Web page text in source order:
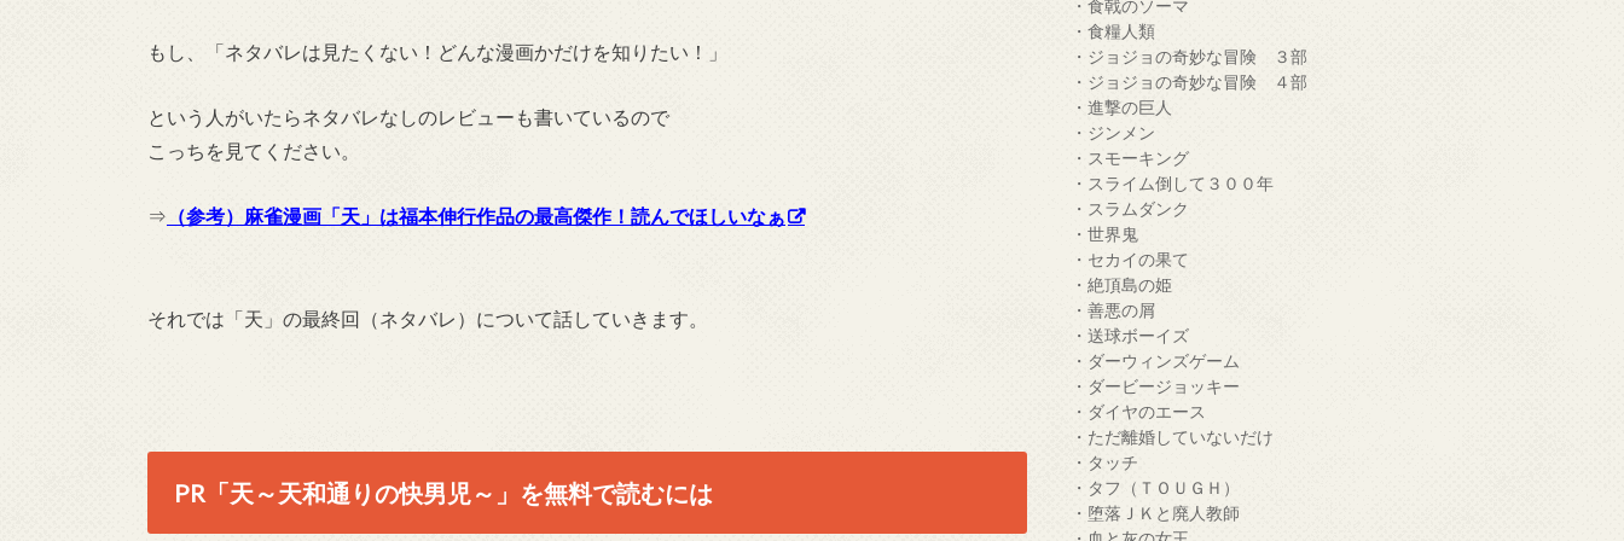
もし、「ネタバレは見たくない！どんな漫画かだけを知りたい！」
という人がいたらネタバレなしのレビューも書いているので
こっちを見てください。
⇒ （参考）麻雀漫画「天」は福本伸行作品の最高傑作！読んでほしいなぁ
それでは「天」の最終回（ネタバレ）について話していきます。
PR「天～天和通りの快男児～」を無料で読むには
・食戟のソーマ
・食糧人類
・ジョジョの奇妙な冒険 ３部
・ジョジョの奇妙な冒険 ４部
・進撃の巨人
・ジンメン
・スモーキング
・スライム倒して３００年
・スラムダンク
・世界鬼
・セカイの果て
・絶頂島の姫
・善悪の屑
・送球ボーイズ
・ダーウィンズゲーム
・ダービージョッキー
・ダイヤのエース
・ただ離婚していないだけ
・タッチ
・タフ（ＴＯＵＧＨ）
・堕落ＪＫと廃人教師